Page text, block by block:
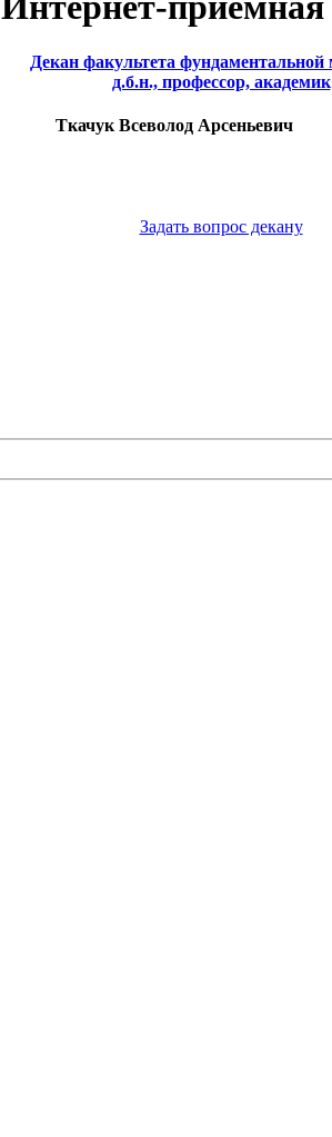
Декан факультета
д.б.н., профессор, академик
Ткачук Всеволод Арсеньевич
Задать вопрос декану